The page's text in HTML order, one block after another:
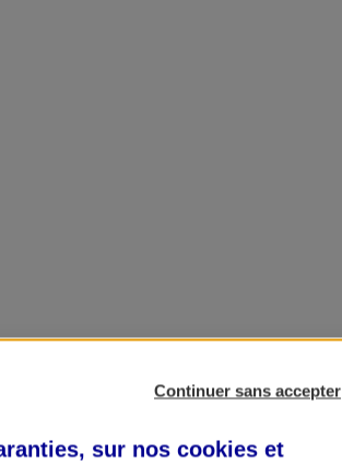
Continuer sans accepter
sur nos cookies et